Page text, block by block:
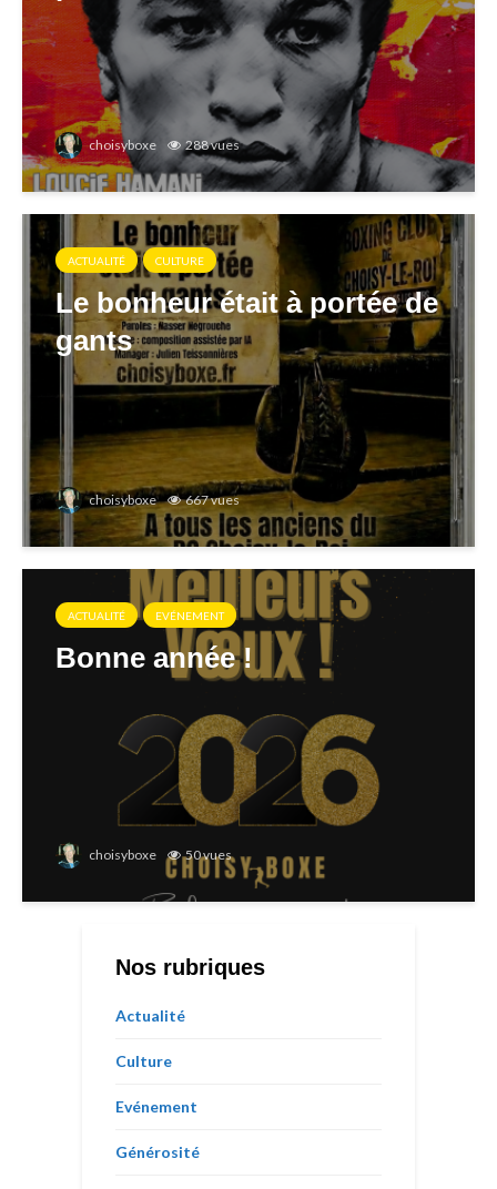
choisyboxe 288 vues
ACTUALITÉ CULTURE
Le bonheur était à portée de
gants
choisyboxe 667 vues
ACTUALITÉ EVÉNEMENT
Bonne année !
choisyboxe 50 vues
Nos rubriques
Actualité
Culture
Evénement
Générosité